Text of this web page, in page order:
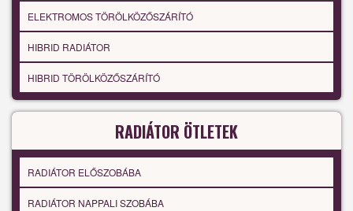
ELEKTROMOS TÖRÖLKÖZŐSZÁRÍTÓ
HIBRID RADIÁTOR
HIBRID TÖRÖLKÖZŐSZÁRÍTÓ
RADIÁTOR ÖTLETEK
RADIÁTOR ELŐSZOBÁBA
RADIÁTOR NAPPALI SZOBÁBA